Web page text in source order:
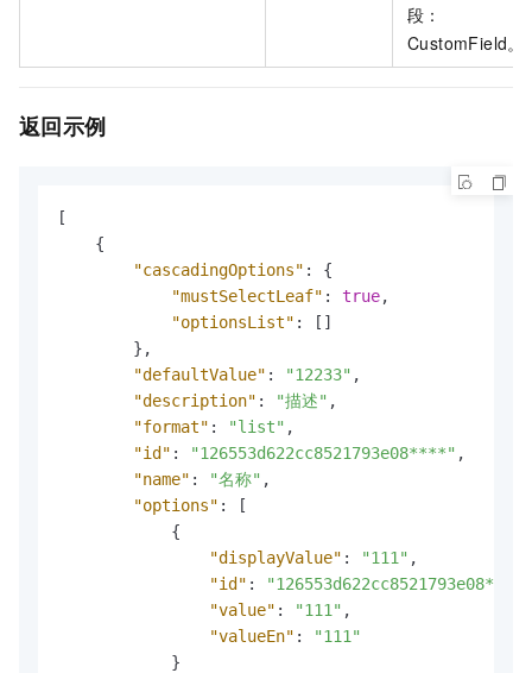
段：
CustomField。
返回示例
[
{
"cascadingOptions" :
{
"mustSelectLeaf" : true,
"optionsList" : [ ]
} ,
"defaultValue" : "12233" ,
"description" : "描述" ,
"format" : "list" ,
"id" : "126553d622cc8521793e08****" ,
"name" : "名称" ,
"options" :
[
{
"displayValue" : "111" ,
"id" :
"126553d622cc8521793e08****"
"value" : "111" ,
"valueEn" :
"111"
}